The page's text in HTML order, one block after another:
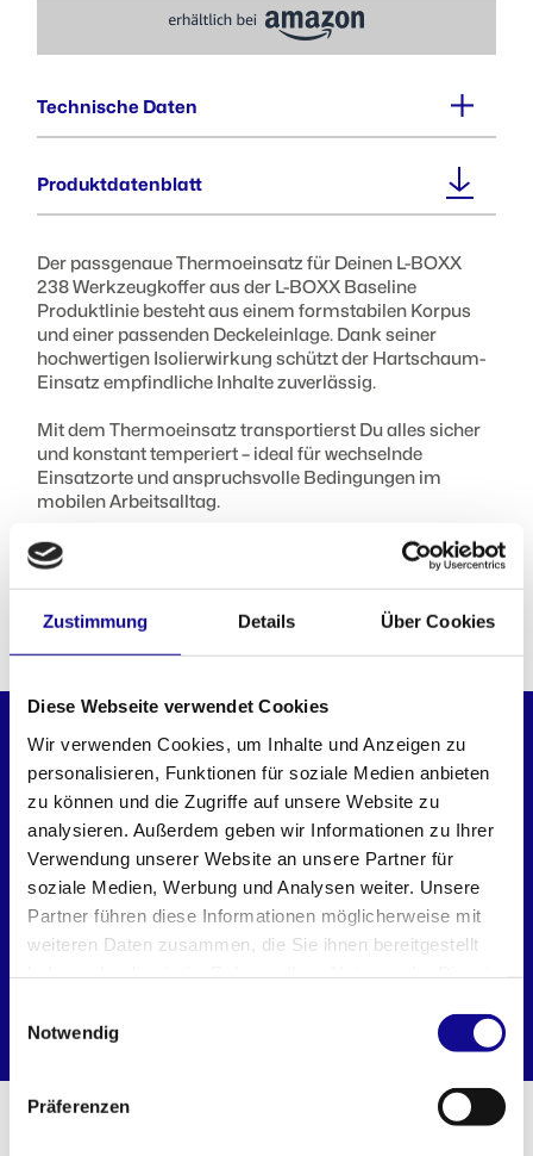
Zustimmung Details Über Cookies
Diese Webseite verwendet Cookies
Wir verwenden Cookies, um Inhalte und Anzeigen zu
personalisieren, Funktionen für soziale Medien anbieten
zu können und die Zugriffe auf unsere Website zu
analysieren. Außerdem geben wir Informationen zu Ihrer
Verwendung unserer Website an unsere Partner für
soziale Medien, Werbung und Analysen weiter. Unsere
Partner führen diese Informationen möglicherweise mit
weiteren Daten zusammen, die Sie ihnen bereitgestellt
Notwendig
Präferenzen
Technische Daten
Außenmaße (BxTxH) :
Gewicht :
0,35 kg
Produktdatenblatt
Der passgenaue Thermoeinsatz für Deinen L-BOXX
238 Werkzeugkoffer aus der L-BOXX Baseline
Produktlinie besteht aus einem formstabilen Korpus
und einer passenden Deckeleinlage. Dank seiner
hochwertigen Isolierwirkung schützt der Hartschaum-
Einsatz empfindliche Inhalte zuverlässig.
Mit dem Thermoeinsatz transportierst Du alles sicher
und konstant temperiert – ideal für wechselnde
Einsatzorte und anspruchsvolle Bedingungen im
mobilen Arbeitsalltag.
Die perfekte Lösung, wenn Du Wert auf Schutz, Qualität
und Verlässlichkeit bei Temperaturunterschieden legst.
PASST PERFEKT DAZU
BASELINE